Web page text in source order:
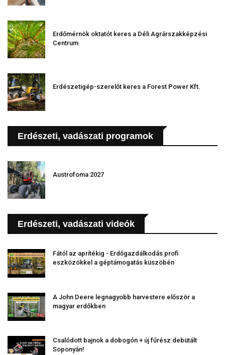
Erdőmérnök oktatót keres a Déli Agrárszakképzési
Centrum
Erdészetigép-szerelőt keres a Forest Power Kft.
Erdészeti, vadászati programok
Austrofoma 2027
Erdészeti, vadászati videók
Fától az aprítékig - Erdőgazdálkodás profi
eszközökkel a géptámogatás küszöbén
A John Deere legnagyobb harvestere először a
magyar erdőkben
Csalódott bajnok a dobogón + új fűrész debütált
Soponyán!